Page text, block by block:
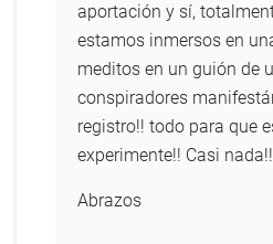
aportación y sí,
estamos inmersos en
meditos en un guión de
conspiradores
registro!! todo para que
experimente!! Casi
Abrazos